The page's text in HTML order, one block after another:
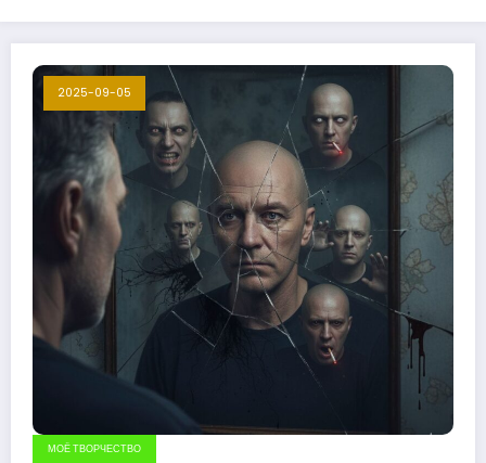
2025-09-05
МОЁ ТВОРЧЕСТВО